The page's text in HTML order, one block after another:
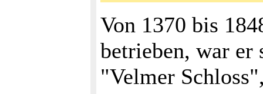
Von 1370 bis
betrieben, war
"Velmer